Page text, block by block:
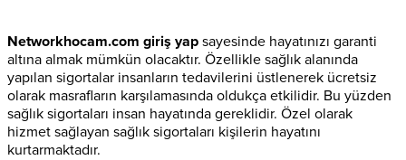
Networkhocam.com giriş yap sayesinde hayatınızı garanti
altına almak mümkün olacaktır. Özellikle sağlık alanında
yapılan sigortalar insanların tedavilerini üstlenerek ücretsiz
olarak masrafların karşılamasında oldukça etkilidir. Bu yüzden
sağlık sigortaları insan hayatında gereklidir. Özel olarak
hizmet sağlayan sağlık sigortaları kişilerin hayatını
kurtarmaktadır.